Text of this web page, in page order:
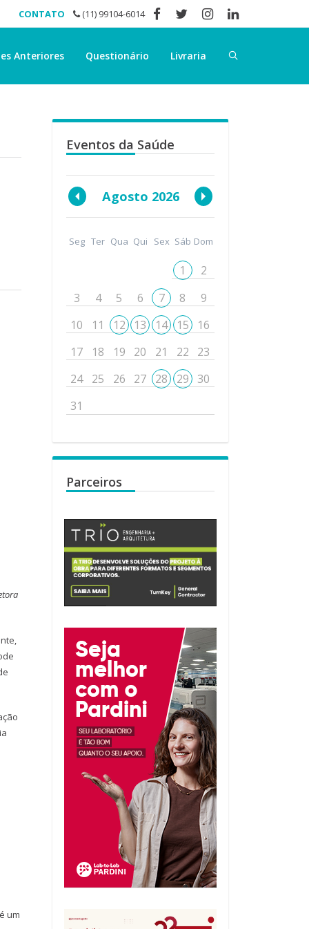
CONTATO (11) 99104-6014
Anteriores Questionário Livraria
um
Eventos da Saúde
Agosto 2026
Seg Ter Qua Qui Sex Sáb Dom
1
2
3
4 5 6 7 8
9
10
11 12 13 14 15
16
17
18 19 20 21 22
23
24
25 26 27 28 29
30
31
Parceiros